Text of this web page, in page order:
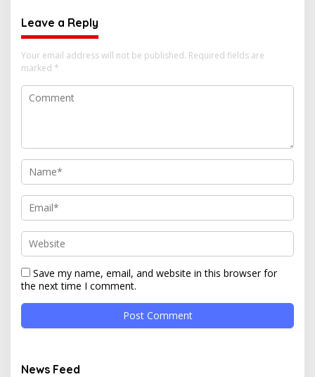
Leave a Reply
Your email address will not be published. Required fields are
marked *
Save my name, email, and website in this browser for
the next time I comment.
News Feed